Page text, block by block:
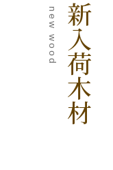
new wood 新入荷木材